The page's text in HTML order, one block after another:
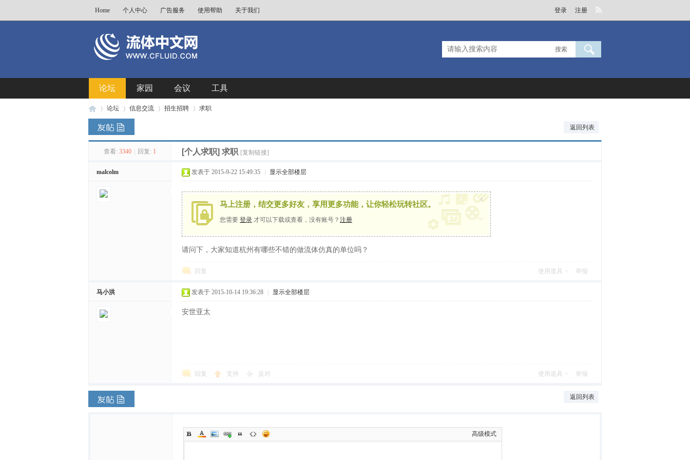
Home 个人中心 广告服务 使用帮助 关于我们 登录 注册
搜索
论坛 家园 会议 工具
论坛
›
信息交流
›
招生招聘
›
求职
返回列表
查看: 3340 回复: 1 [个人求职] 求职 [复制链接]
malcolm 发表于 2015-9-22 15:49:35 显示全部楼层
马上注册，结交更多好友，享用更多功能，让你轻松玩转社区。
您需要 登录 才可以下载或查看，没有账号？ 注册
x
请问下，大家知道杭州有哪些不错的做流体仿真的单位吗？
回复 使用道具 举报
马小洪 发表于 2015-10-14 19:36:28 显示全部楼层
安世亚太
回复 支持 反对 使用道具 举报
返回列表
高级模式